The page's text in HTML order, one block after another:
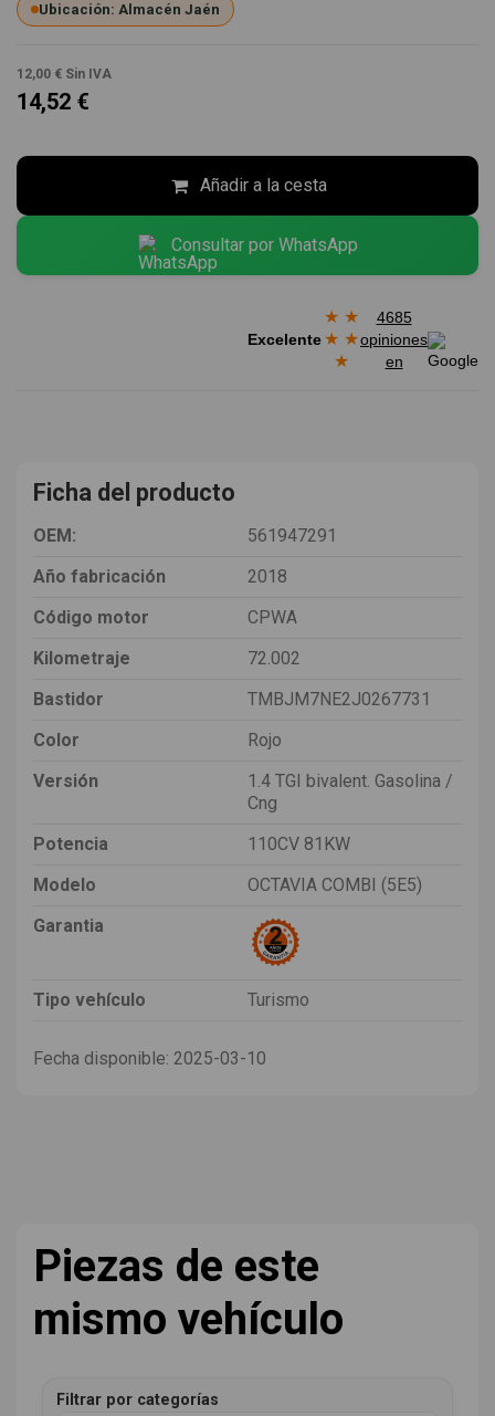
Ubicación: Almacén Jaén
12,00 € Sin IVA
14,52 €
Añadir a la cesta
Consultar por WhatsApp
Excelente
★ ★
★ ★
★
4685
opiniones
en
Ficha del producto
OEM:
561947291
Año fabricación
2018
Código motor
CPWA
Kilometraje
72.002
Bastidor
TMBJM7NE2J0267731
Color
Rojo
Versión
1.4 TGI bivalent. Gasolina /
Cng
Potencia
110CV 81KW
Modelo
OCTAVIA COMBI (5E5)
Garantia
Tipo vehículo Turismo
Fecha disponible: 2025-03-10
Piezas de este
mismo vehículo
Filtrar por categorías